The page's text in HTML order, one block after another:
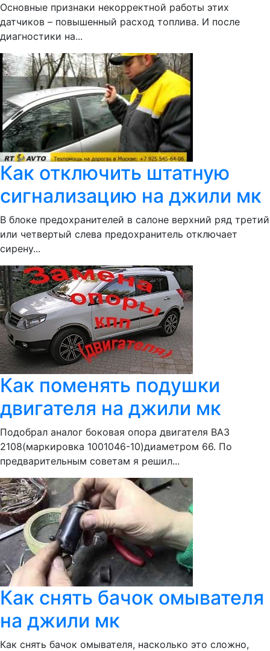
Основные признаки некорректной работы этих
датчиков – повышенный расход топлива. И после
диагностики на...
Как отключить штатную
сигнализацию на джили мк
В блоке предохранителей в салоне верхний ряд третий
или четвертый слева предохранитель отключает
сирену...
Как поменять подушки
двигателя на джили мк
Подобрал аналог боковая опора двигателя ВАЗ
2108(маркировка 1001046-10)диаметром 66. По
предварительным советам я решил...
Как снять бачок омывателя
на джили мк
Как снять бачок омывателя, насколько это сложно,